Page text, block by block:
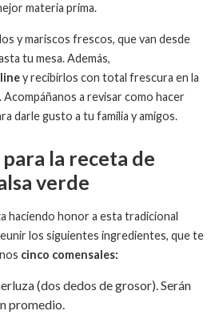
materia prima.
y mariscos frescos, que van desde
tu mesa. Además,
y recibirlos con total frescura en la
a revisar como hacer
darle gusto a tu familia y amigos.
la receta de
verde
haciendo honor a esta tradicional
los siguientes ingredientes, que te
cinco comensales:
(dos dedos de grosor). Serán
promedio.